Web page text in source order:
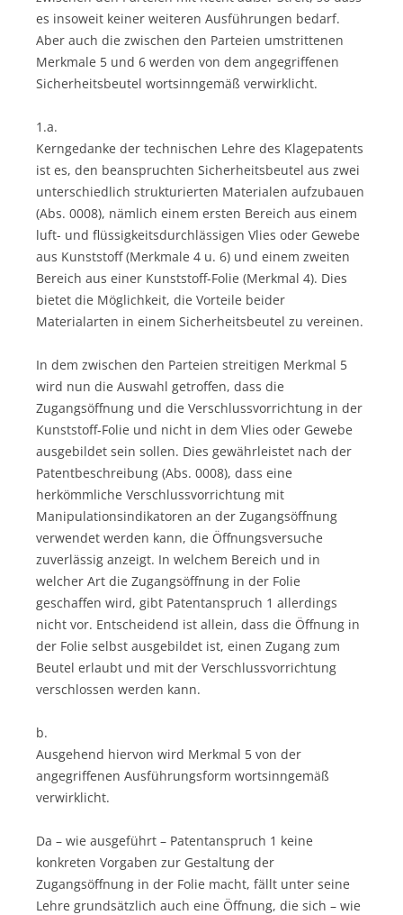
es insoweit keiner weiteren Ausführungen bedarf.
Aber auch die zwischen den Parteien umstrittenen
Merkmale 5 und 6 werden von dem angegriffenen
Sicherheitsbeutel wortsinngemäß verwirklicht.
1.a.
Kerngedanke der technischen Lehre des Klagepatents
ist es, den beanspruchten Sicherheitsbeutel aus zwei
unterschiedlich strukturierten Materialen aufzubauen
(Abs. 0008), nämlich einem ersten Bereich aus einem
luft- und flüssigkeitsdurchlässigen Vlies oder Gewebe
aus Kunststoff (Merkmale 4 u. 6) und einem zweiten
Bereich aus einer Kunststoff-Folie (Merkmal 4). Dies
bietet die Möglichkeit, die Vorteile beider
Materialarten in einem Sicherheitsbeutel zu vereinen.
In dem zwischen den Parteien streitigen Merkmal 5
wird nun die Auswahl getroffen, dass die
Zugangsöffnung und die Verschlussvorrichtung in der
Kunststoff-Folie und nicht in dem Vlies oder Gewebe
ausgebildet sein sollen. Dies gewährleistet nach der
Patentbeschreibung (Abs. 0008), dass eine
herkömmliche Verschlussvorrichtung mit
Manipulationsindikatoren an der Zugangsöffnung
verwendet werden kann, die Öffnungsversuche
zuverlässig anzeigt. In welchem Bereich und in
welcher Art die Zugangsöffnung in der Folie
geschaffen wird, gibt Patentanspruch 1 allerdings
nicht vor. Entscheidend ist allein, dass die Öffnung in
der Folie selbst ausgebildet ist, einen Zugang zum
Beutel erlaubt und mit der Verschlussvorrichtung
verschlossen werden kann.
b.
Ausgehend hiervon wird Merkmal 5 von der
angegriffenen Ausführungsform wortsinngemäß
verwirklicht.
Da – wie ausgeführt – Patentanspruch 1 keine
konkreten Vorgaben zur Gestaltung der
Zugangsöffnung in der Folie macht, fällt unter seine
Lehre grundsätzlich auch eine Öffnung, die sich – wie